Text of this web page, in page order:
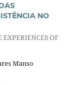
NO
OF
Manso